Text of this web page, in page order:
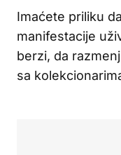
Imaćete priliku
manifestacije
berzi, da
sa